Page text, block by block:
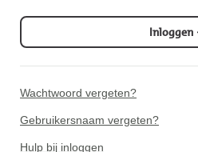
Inloggen
Wachtwoord vergeten?
Gebruikersnaam vergeten?
Hulp bij inloggen